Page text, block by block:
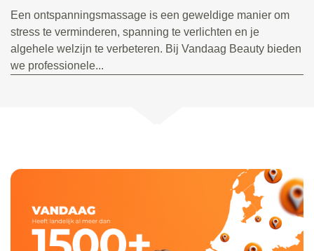
Een ontspanningsmassage is een geweldige manier om
stress te verminderen, spanning te verlichten en je
algehele welzijn te verbeteren. Bij Vandaag Beauty bieden
we professionele...